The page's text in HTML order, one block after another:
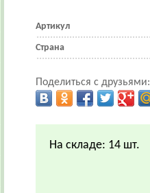
Артикул
Страна
Поделиться с друзьями:
На складе: 14 шт.